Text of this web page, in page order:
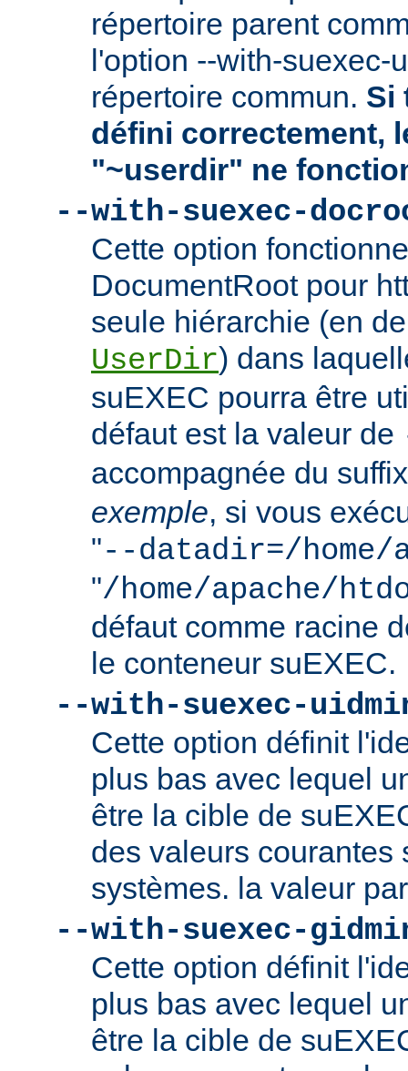
répertoire parent
l'option --with-suexec-
répertoire commun. Si
défini correctement,
"~userdir" ne
--with-suexec-
Cette option
DocumentRoot pour
seule hiérarchie (en
UserDir) dans
suEXEC pourra être
défaut est la valeur de
accompagnée du
exemple, si vous
"--datadir=/home/
"/home/apache/
défaut comme racine
le conteneur suEXEC.
--with-suexec-
Cette option définit
plus bas avec lequel
être la cible de
des valeurs courantes
systèmes. la valeur
--with-suexec-
Cette option définit
plus bas avec lequel
être la cible de